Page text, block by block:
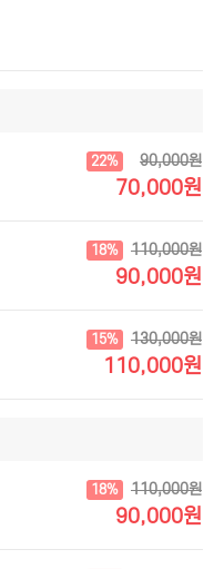
90,000원
22%
70,000원
110,000원
18%
90,000원
130,000원
15%
110,000원
110,000원
18%
90,000원